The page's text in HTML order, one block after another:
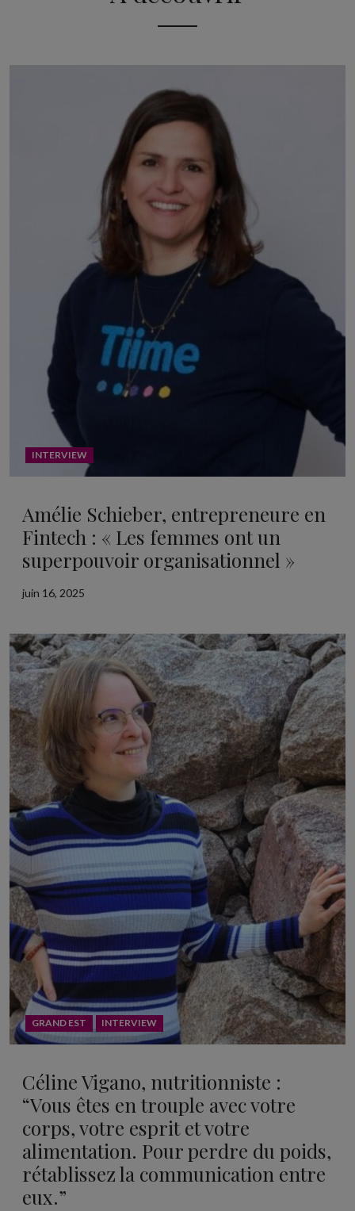
INTERVIEW
Amélie Schieber, entrepreneure en
Fintech : « Les femmes ont un
superpouvoir organisationnel »
juin 16, 2025
GRAND EST INTERVIEW
Céline Vigano, nutritionniste :
“Vous êtes en trouple avec votre
corps, votre esprit et votre
alimentation. Pour perdre du poids,
rétablissez la communication entre
eux.”